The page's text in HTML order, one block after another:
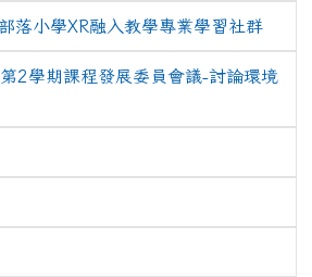
落小學XR融入教學專業學習社群
2學期課程發展委員會議-討論環境